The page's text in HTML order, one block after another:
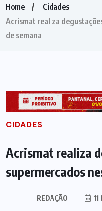
Home
Cidades
Acrismat realiza
de semana
CIDADES
Acrismat realiza
supermercados
REDAÇÃO 11